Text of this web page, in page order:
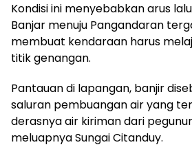
Kondisi ini menyebabkan arus
Banjar menuju Pangandaran
membuat kendaraan harus
titik genangan.
Pantauan di lapangan, banjir
saluran pembuangan air yang
derasnya air kiriman dari
meluapnya Sungai Citanduy.